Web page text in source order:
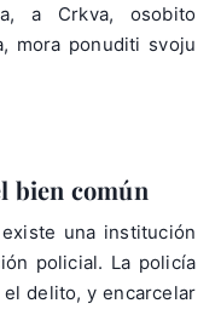
a Crkva, osobito
mora ponuditi svoju
bien común
una institución
policial. La policía
delito, y encarcelar